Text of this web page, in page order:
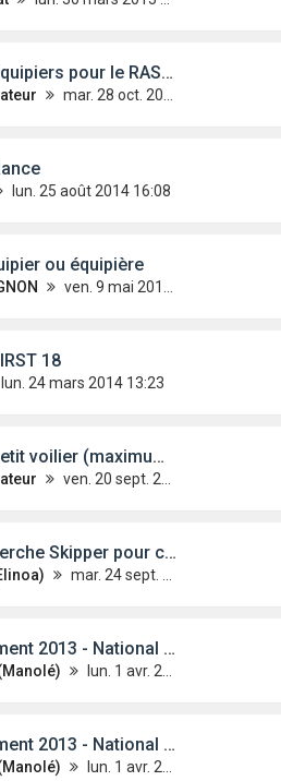
pour le RASSO 2015
mar. 28 oct. 2014 18:09
lun. 25 août 2014 16:08
ou équipière
ven. 9 mai 2014 17:41
18
lun. 24 mars 2014 13:23
voilier (maximum 6M)
ven. 20 sept. 2013 09:30
pour convoyage voilier Fantasia
mar. 24 sept. 2013 19:16
2013 - National First 18
lun. 1 avr. 2013 15:37
2013 - National First 18
lun. 1 avr. 2013 15:37